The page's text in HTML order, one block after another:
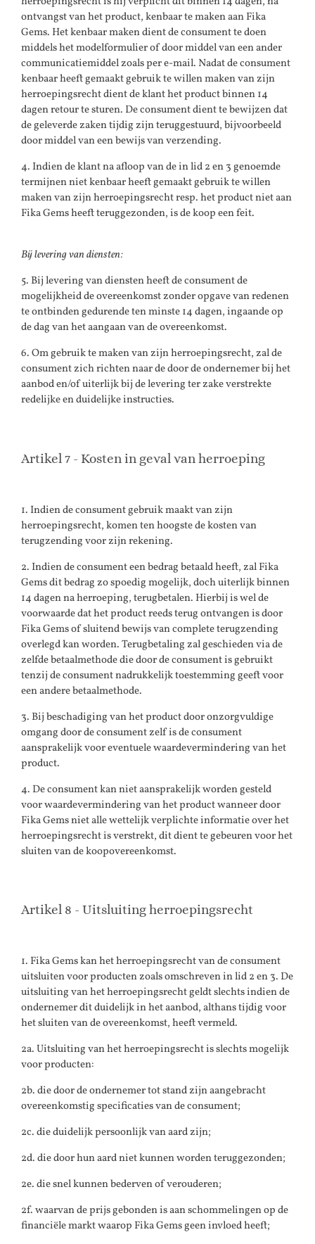
ontvangst van het product, kenbaar te maken aan Fika
Gems. Het kenbaar maken dient de consument te doen
middels het modelformulier of door middel van een ander
communicatiemiddel zoals per e-mail. Nadat de consument
kenbaar heeft gemaakt gebruik te willen maken van zijn
herroepingsrecht dient de klant het product binnen 14
dagen retour te sturen. De consument dient te bewijzen dat
de geleverde zaken tijdig zijn teruggestuurd, bijvoorbeeld
door middel van een bewijs van verzending.
4. Indien de klant na afloop van de in lid 2 en 3 genoemde
termijnen niet kenbaar heeft gemaakt gebruik te willen
maken van zijn herroepingsrecht resp. het product niet aan
Fika Gems heeft teruggezonden, is de koop een feit.
Bij levering van diensten:
5. Bij levering van diensten heeft de consument de
mogelijkheid de overeenkomst zonder opgave van redenen
te ontbinden gedurende ten minste 14 dagen, ingaande op
de dag van het aangaan van de overeenkomst.
6. Om gebruik te maken van zijn herroepingsrecht, zal de
consument zich richten naar de door de ondernemer bij het
aanbod en/of uiterlijk bij de levering ter zake verstrekte
redelijke en duidelijke instructies.
Artikel 7 - Kosten in geval van herroeping
1. Indien de consument gebruik maakt van zijn
herroepingsrecht, komen ten hoogste de kosten van
terugzending voor zijn rekening.
2. Indien de consument een bedrag betaald heeft, zal Fika
Gems dit bedrag zo spoedig mogelijk, doch uiterlijk binnen
14 dagen na herroeping, terugbetalen. Hierbij is wel de
voorwaarde dat het product reeds terug ontvangen is door
Fika Gems of sluitend bewijs van complete terugzending
overlegd kan worden. Terugbetaling zal geschieden via de
zelfde betaalmethode die door de consument is gebruikt
tenzij de consument nadrukkelijk toestemming geeft voor
een andere betaalmethode.
3. Bij beschadiging van het product door onzorgvuldige
omgang door de consument zelf is de consument
aansprakelijk voor eventuele waardevermindering van het
product.
4. De consument kan niet aansprakelijk worden gesteld
voor waardevermindering van het product wanneer door
Fika Gems niet alle wettelijk verplichte informatie over het
herroepingsrecht is verstrekt, dit dient te gebeuren voor het
sluiten van de koopovereenkomst.
Artikel 8 - Uitsluiting herroepingsrecht
1. Fika Gems kan het herroepingsrecht van de consument
uitsluiten voor producten zoals omschreven in lid 2 en 3. De
uitsluiting van het herroepingsrecht geldt slechts indien de
ondernemer dit duidelijk in het aanbod, althans tijdig voor
het sluiten van de overeenkomst, heeft vermeld.
2a. Uitsluiting van het herroepingsrecht is slechts mogelijk
voor producten:
2b. die door de ondernemer tot stand zijn aangebracht
overeenkomstig specificaties van de consument;
2c. die duidelijk persoonlijk van aard zijn;
2d. die door hun aard niet kunnen worden teruggezonden;
2e. die snel kunnen bederven of verouderen;
2f. waarvan de prijs gebonden is aan schommelingen op de
financiële markt waarop Fika Gems geen invloed heeft;